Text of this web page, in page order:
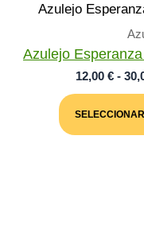
Azulejo
12,00 € -